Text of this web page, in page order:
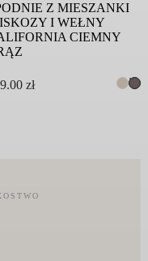
Z MIESZANKI
I WEŁNY
CIEMNY
zł